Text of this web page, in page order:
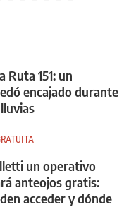
Ruta 151: un
encajado durante
un operativo
anteojos gratis:
acceder y dónde